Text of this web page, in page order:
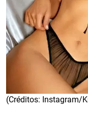
(Créditos: Instagram/